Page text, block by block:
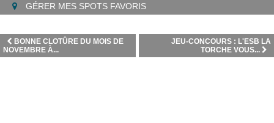
GÉRER MES SPOTS FAVORIS
JEU-CONCOURS : L'ESB LA
TORCHE VOUS...
BONNE CLOTÛRE DU MOIS DE
NOVEMBRE À...